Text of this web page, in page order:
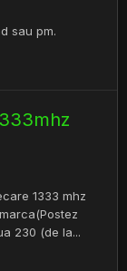
sau pm.
1333 mhz
230 (de la...